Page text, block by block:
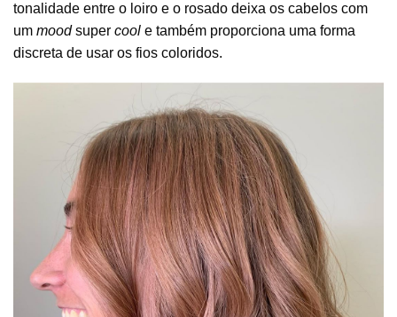
tonalidade entre o loiro e o rosado deixa os cabelos com
um moodsuper cool e também proporciona uma forma
discreta de usar os fios coloridos.